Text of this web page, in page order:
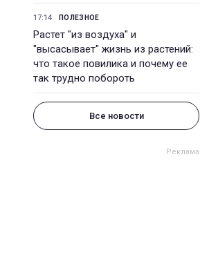
17:14 ПОЛЕЗНОЕ
Растет "из воздуха" и
"высасывает" жизнь из растений:
что такое повилика и почему ее
так трудно побороть
Все новости